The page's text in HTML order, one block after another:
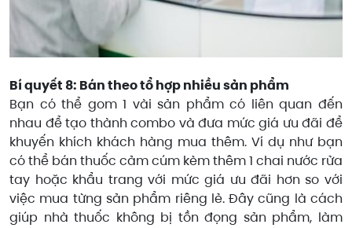
Bí quyết 8: Bán theo tổ hợp nhiều sản phẩm
Bạn có thể gom 1 vài sản phẩm có liên quan đến
nhau để tạo thành combo và đưa mức giá ưu đãi để
khuyến khích khách hàng mua thêm. Ví dụ như bạn
có thể bán thuốc cảm cúm kèm thêm 1 chai nước rửa
tay hoặc khẩu trang với mức giá ưu đãi hơn so với
việc mua từng sản phẩm riêng lẻ. Đây cũng là cách
giúp nhà thuốc không bị tồn đọng sản phẩm, làm